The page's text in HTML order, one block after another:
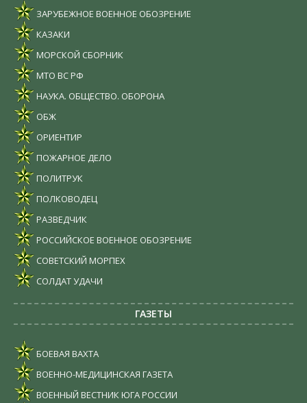
ЗАРУБЕЖНОЕ ВОЕННОЕ ОБОЗРЕНИЕ
КАЗАКИ
МОРСКОЙ СБОРНИК
МТО ВС РФ
НАУКА. ОБЩЕСТВО. ОБОРОНА
ОБЖ
ОРИЕНТИР
ПОЖАРНОЕ ДЕЛО
ПОЛИТРУК
ПОЛКОВОДЕЦ
РАЗВЕДЧИК
РОССИЙСКОЕ ВОЕННОЕ ОБОЗРЕНИЕ
СОВЕТСКИЙ МОРПЕХ
СОЛДАТ УДАЧИ
ГАЗЕТЫ
БОЕВАЯ ВАХТА
ВОЕННО-МЕДИЦИНСКАЯ ГАЗЕТА
ВОЕННЫЙ ВЕСТНИК ЮГА РОССИИ